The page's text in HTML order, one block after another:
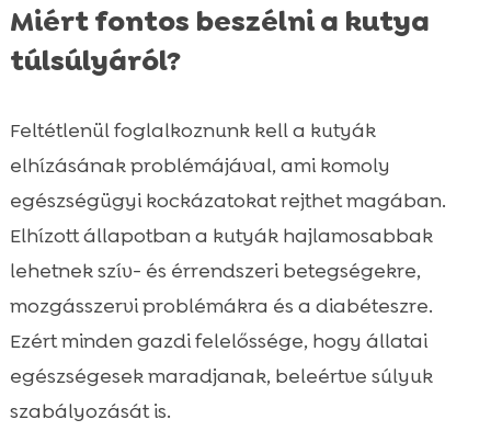
Miért fontos beszélni a kutya
túlsúlyáról?
Feltétlenül foglalkoznunk kell a kutyák
elhízásának problémájával, ami komoly
egészségügyi kockázatokat rejthet magában.
Elhízott állapotban a kutyák hajlamosabbak
lehetnek szív- és érrendszeri betegségekre,
mozgásszervi problémákra és a diabéteszre.
Ezért minden gazdi felelőssége, hogy állatai
egészségesek maradjanak, beleértve súlyuk
szabályozását is.